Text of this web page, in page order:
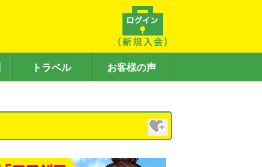
トラベル お客様の声